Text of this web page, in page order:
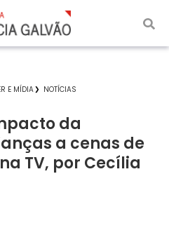
E MÍDIA NOTÍCIAS
da
a cenas de
TV, por Cecília